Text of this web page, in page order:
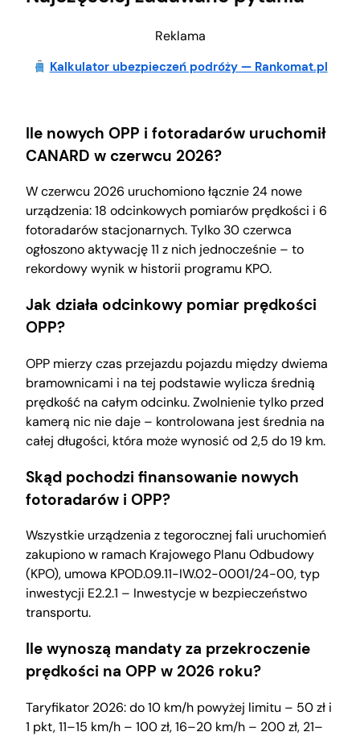
Reklama
Kalkulator ubezpieczeń podróży — Rankomat.pl
Ile nowych OPP i fotoradarów uruchomił
CANARD w czerwcu 2026?
W czerwcu 2026 uruchomiono łącznie 24 nowe
urządzenia: 18 odcinkowych pomiarów prędkości i 6
fotoradarów stacjonarnych. Tylko 30 czerwca
ogłoszono aktywację 11 z nich jednocześnie – to
rekordowy wynik w historii programu KPO.
Jak działa odcinkowy pomiar prędkości
OPP?
OPP mierzy czas przejazdu pojazdu między dwiema
bramownicami i na tej podstawie wylicza średnią
prędkość na całym odcinku. Zwolnienie tylko przed
kamerą nic nie daje – kontrolowana jest średnia na
całej długości, która może wynosić od 2,5 do 19 km.
Skąd pochodzi finansowanie nowych
fotoradarów i OPP?
Wszystkie urządzenia z tegorocznej fali uruchomień
zakupiono w ramach Krajowego Planu Odbudowy
(KPO), umowa KPOD.09.11-IW.02-0001/24-00, typ
inwestycji E2.2.1 – Inwestycje w bezpieczeństwo
transportu.
Ile wynoszą mandaty za przekroczenie
prędkości na OPP w 2026 roku?
Taryfikator 2026: do 10 km/h powyżej limitu – 50 zł i
1 pkt, 11–15 km/h – 100 zł, 16–20 km/h – 200 zł, 21–